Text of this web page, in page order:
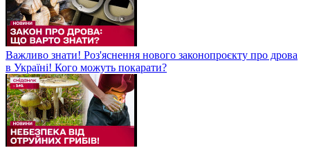
Важливо знати! Роз'яснення нового законопроєкту про дрова
в Україні! Кого можуть покарати?